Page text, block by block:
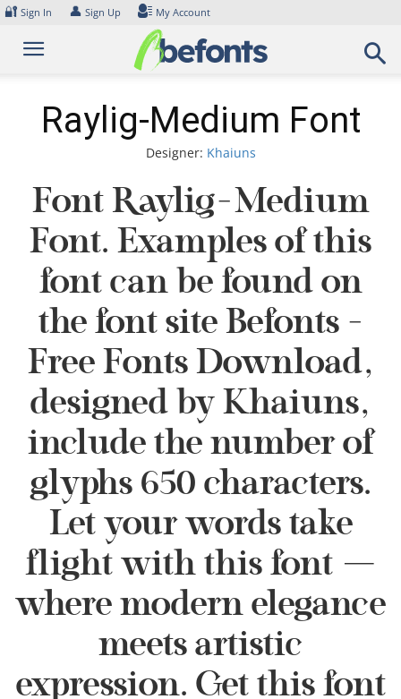
Skip
content
🔐 Sign In 👤 Sign Up My Account
Raylig-Medium Font
Designer: Khaiuns
Font Raylig-Medium
Font. Examples of this
font can be found on
the font site Befonts –
Free Fonts Download,
designed by Khaiuns,
include the number of
glyphs 650 characters.
Let your words take
flight with this font —
where modern elegance
meets artistic
expression. Get this font